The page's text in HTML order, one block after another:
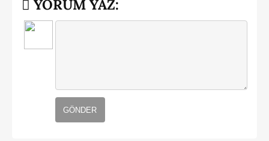
YORUM YAZ:
GÖNDER